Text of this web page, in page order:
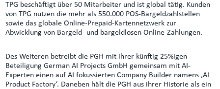
TPG beschäftigt über 50 Mitarbeiter und ist global tätig. Kunden
von TPG nutzen die mehr als 550.000 POS-Bargeldzahlstellen
sowie das globale Online-Prepaid-Kartennetzwerk zur
Abwicklung von Bargeld- und bargeldlosen Online-Zahlungen.
Des Weiteren betreibt die PGH mit ihrer künftig 25%igen
Beteiligung German AI Projects GmbH gemeinsam mit AI-
Experten einen auf AI fokussierten Company Builder namens ‚AI
Product Factory‘. Daneben hält die PGH aus ihrer Historie als ein